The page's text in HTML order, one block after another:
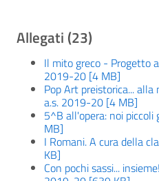
Allegati (23)
Il mito greco - Progetto
2019-20 [4 MB]
Pop Art preistorica...
a.s. 2019-20 [4 MB]
5^B all'opera: noi
MB]
I Romani. A cura della
KB]
Con pochi sassi...